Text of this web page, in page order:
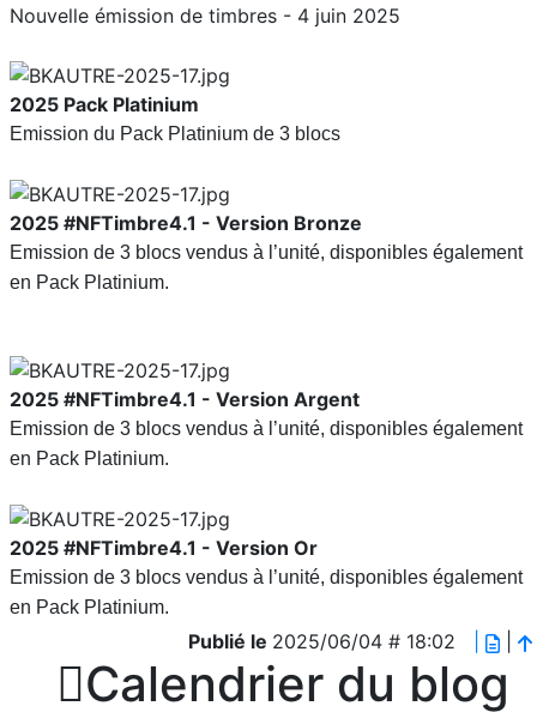
Nouvelle émission de timbres - 4 juin 2025
2025 Pack Platinium
Emission du Pack Platinium de 3 blocs
2025 #NFTimbre4.1 - Version Bronze
Emission de 3 blocs vendus à l’unité, disponibles également
en Pack Platinium.
2025 #NFTimbre4.1 - Version Argent
Emission de 3 blocs vendus à l’unité, disponibles également
en Pack Platinium.
2025 #NFTimbre4.1 - Version Or
Emission de 3 blocs vendus à l’unité, disponibles également
en Pack Platinium.
Publié le 2025/06/04 # 18:02
Calendrier du blog